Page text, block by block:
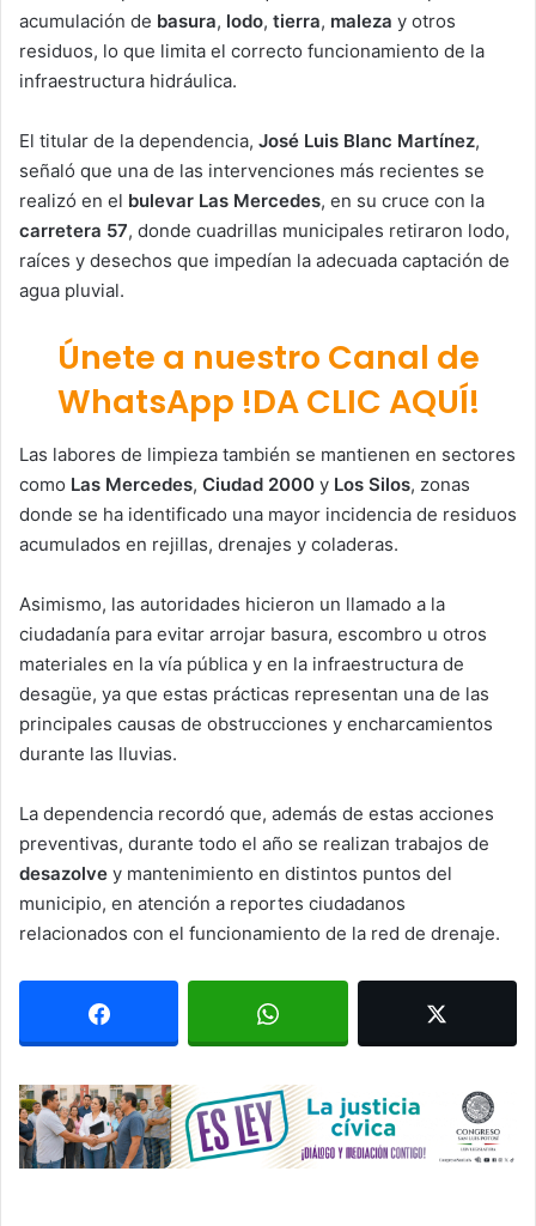
acumulación de basura, lodo, tierra, maleza y otros
residuos, lo que limita el correcto funcionamiento de la
infraestructura hidráulica.
El titular de la dependencia, José Luis Blanc Martínez,
señaló que una de las intervenciones más recientes se
realizó en el bulevar Las Mercedes, en su cruce con la
carretera 57, donde cuadrillas municipales retiraron lodo,
raíces y desechos que impedían la adecuada captación de
agua pluvial.
Únete a nuestro Canal de
WhatsApp !DA CLIC AQUÍ!
Las labores de limpieza también se mantienen en sectores
como Las Mercedes, Ciudad 2000 y Los Silos, zonas
donde se ha identificado una mayor incidencia de residuos
acumulados en rejillas, drenajes y coladeras.
Asimismo, las autoridades hicieron un llamado a la
ciudadanía para evitar arrojar basura, escombro u otros
materiales en la vía pública y en la infraestructura de
desagüe, ya que estas prácticas representan una de las
principales causas de obstrucciones y encharcamientos
durante las lluvias.
La dependencia recordó que, además de estas acciones
preventivas, durante todo el año se realizan trabajos de
desazolve y mantenimiento en distintos puntos del
municipio, en atención a reportes ciudadanos
relacionados con el funcionamiento de la red de drenaje.